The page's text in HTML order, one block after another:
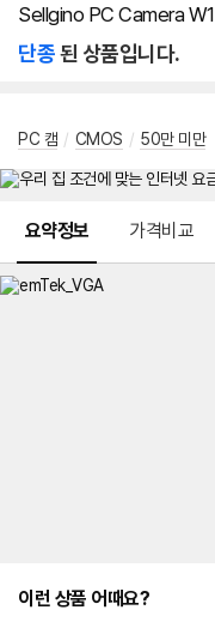
Sellgino PC Camera W1
단종된 상품입니다.
PC 캠 / CMOS / 50만 미만
요약정보 가격비교
이런 상품 어때요?